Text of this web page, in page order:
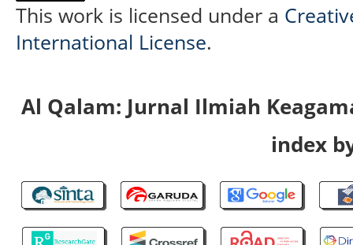
This work is licensed under a
International License.
Al Qalam: Jurnal Ilmiah
index